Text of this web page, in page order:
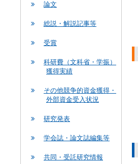
論文
総説・解説記事等
受賞
科研費（文科省・学振）
獲得実績
その他競争的資金獲得・
外部資金受入状況
研究発表
学会誌・論文誌編集等
共同・受託研究情報